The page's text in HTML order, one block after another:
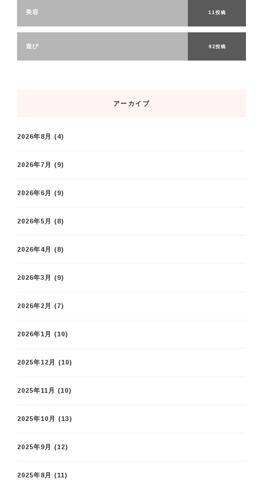
美容 11投稿
遊び 92投稿
アーカイブ
2026年8月 (4)
2026年7月 (9)
2026年6月 (9)
2026年5月 (8)
2026年4月 (8)
2026年3月 (9)
2026年2月 (7)
2026年1月 (10)
2025年12月 (10)
2025年11月 (10)
2025年10月 (13)
2025年9月 (12)
2025年8月 (11)